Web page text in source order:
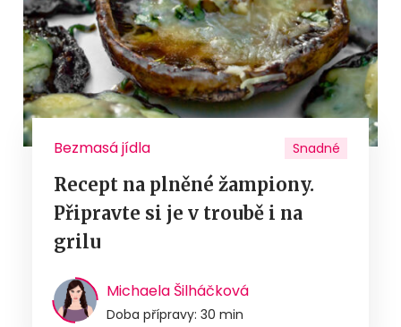
Bezmasá jídla Snadné
Recept na plněné žampiony.
Připravte si je v troubě i na
grilu
Michaela Šilháčková
Doba přípravy: 30 min